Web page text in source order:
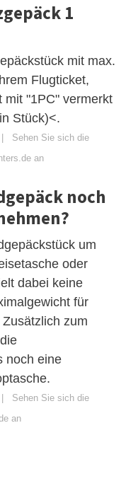
1
mit max.
Flugticket,
mit "1PC" vermerkt
Stück)<.
Sehen Sie sich die
an
noch
um
oder
dabei keine
für
zum
noch eine
Sehen Sie sich die
an